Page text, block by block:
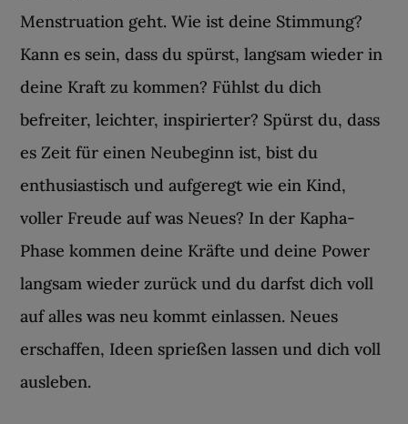
Menstruation geht. Wie ist deine Stimmung?
Kann es sein, dass du spürst, langsam wieder in
deine Kraft zu kommen? Fühlst du dich
befreiter, leichter, inspirierter? Spürst du, dass
es Zeit für einen Neubeginn ist, bist du
enthusiastisch und aufgeregt wie ein Kind,
voller Freude auf was Neues? In der Kapha-
Phase kommen deine Kräfte und deine Power
langsam wieder zurück und du darfst dich voll
auf alles was neu kommt einlassen. Neues
erschaffen, Ideen sprießen lassen und dich voll
ausleben.